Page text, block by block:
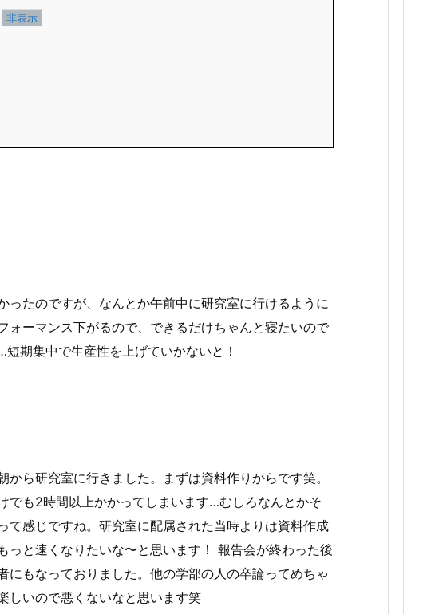
ったのですが、なんとか午前中に研究室に行けるように
ォーマンス下がるので、できるだけちゃんと寝たいので
期集中で生産性を上げていかないと！
ら研究室に行きました。まずは資料作りからです笑。
でも2時間以上かかってしまいます…むしろなんとかそ
て感じですね。研究室に配属された当時よりは資料作成
っと速くなりたいな〜と思います！ 報告会が終わった後
にもなっておりました。他の学部の人の卒論ってめちゃ
しいので悪くないなと思います笑